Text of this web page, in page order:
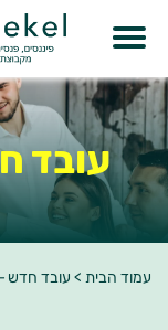
עובד
עמוד הבית > עובד חדש